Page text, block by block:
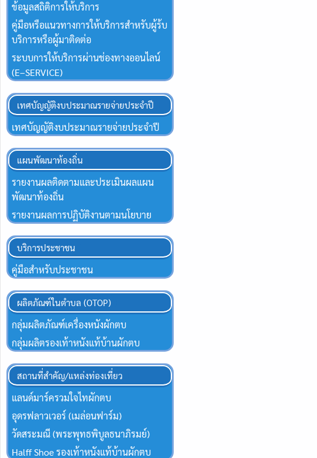
ข้อมูลสถิติการให้บริการ
คู่มือหรือแนวทางการให้บริการสำหรับผู้ร้บ
บริการหรือผู้มาติดต่อ
ระบบการให้บริการผ่านช่องทางออนไลน์
(E–SERVICE)
เทศบัญญัติงบประมาณรายจ่ายประจำปี
เทศบัญญัติงบประมาณรายจ่ายประจำปี
แผนพัฒนาท้องถิ่น
รายงานผลติดตามและประเมินผลแผน
พัฒนาท้องถิ่น
รายงานผลการปฏิบัติงานตามนโยบาย
บริการประชาชน
คู่มือสำหรับประชาชน
ผลิตภัณฑ์ในตำบล (OTOP)
กลุ่มผลิตภัณฑ์เครื่องหนังผักตบ
กลุ่มผลิตรองเท้าหนังแท้บ้านผักตบ
สถานที่สำคัญ/แหล่งท่องเที่ยว
แลนด์มาร์ครวมใจไทผักตบ
อุดรฟลาวเวอร์ (เมล่อนฟาร์ม)
วัดสระมณี (พระพุทธพิบูลธนาภิรมย์)
Halff Shoe รองเท้าหนังแท้บ้านผักตบ